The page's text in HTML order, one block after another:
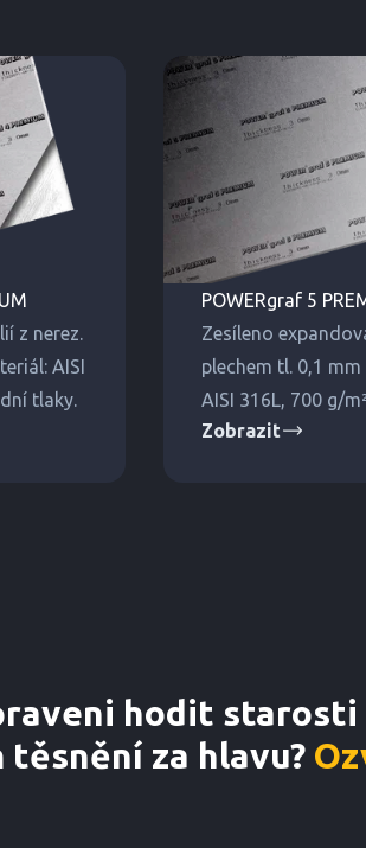
z nerez.
AISI
tlaky.
POWERgraf 5
Zesíleno
plechem tl. 0,1
AISI 316L, 700 g/
těsnění na velké
Zobrazit
hodit starosti
těsnění za hlavu?